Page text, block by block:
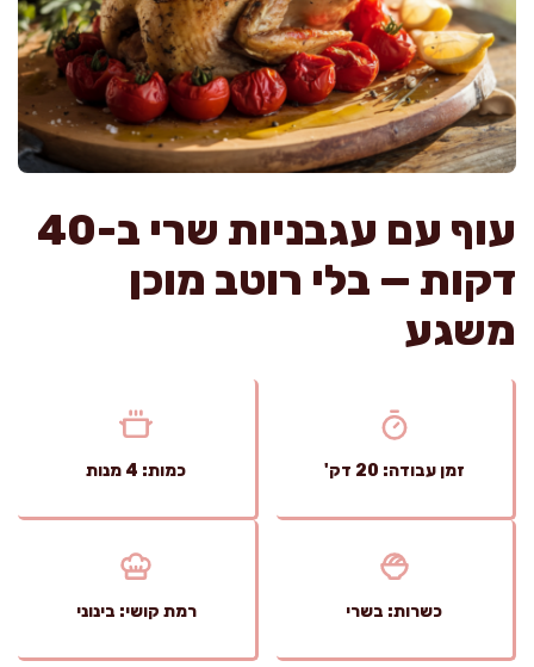
עוף עם עגבניות שרי ב-40
דקות — בלי רוטב מוכן
משגע
זמן עבודה: 20 דק' כמות: 4 מנות
כשרות: בשרי רמת קושי: בינוני